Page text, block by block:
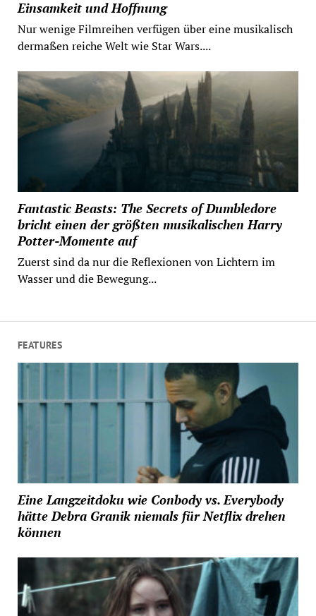
Einsamkeit und Hoffnung
Nur wenige Filmreihen verfügen über eine musikalisch
dermaßen reiche Welt wie Star Wars....
Fantastic Beasts: The Secrets of Dumbledore
bricht einen der größten musikalischen Harry
Potter-Momente auf
Zuerst sind da nur die Reflexionen von Lichtern im
Wasser und die Bewegung...
FEATURES
Eine Langzeitdoku wie Conbody vs. Everybody
hätte Debra Granik niemals für Netflix drehen
können